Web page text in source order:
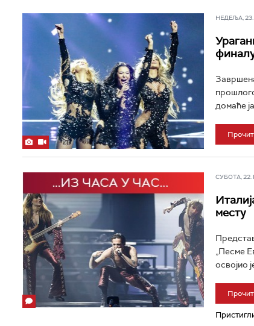
НЕДЕЉА, 23.
домаће
СУБОТА, 22.
месту
„Песме
освојио